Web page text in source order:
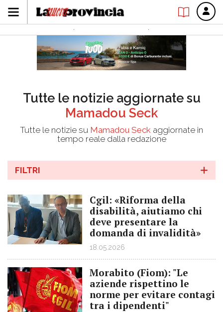
Tutte le notizie aggiornate su
Mamadou Seck
Tutte le notizie su Mamadou Seck aggiornate in
tempo reale dalla redazione
FILTRI
Cgil: «Riforma della
disabilità, aiutiamo chi
deve presentare la
domanda di invalidità»
18.05.2026
Morabito (Fiom): "Le
aziende rispettino le
norme per evitare contagi
tra i dipendenti"